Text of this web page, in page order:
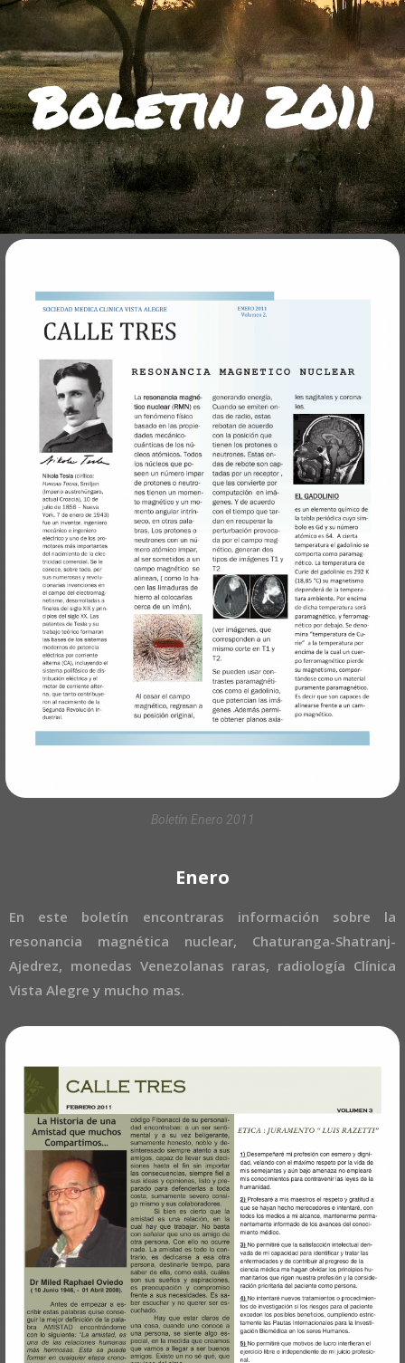
Boletin 2011
Boletín Enero 2011
Enero
En este boletín encontraras información sobre la
resonancia magnética nuclear, Chaturanga-Shatranj-
Ajedrez, monedas Venezolanas raras, radiología Clínica
Vista Alegre y mucho mas.